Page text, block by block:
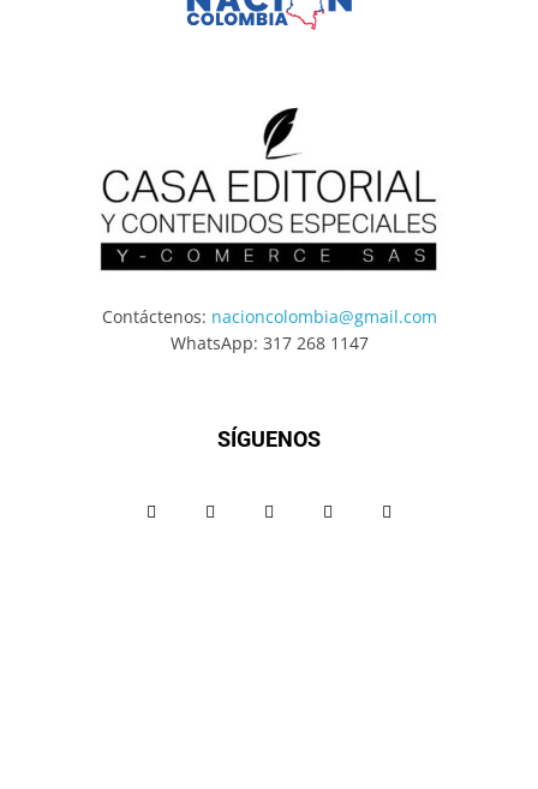
Contáctenos: nacioncolombia@gmail.com
WhatsApp: 317 268 1147
SÍGUENOS